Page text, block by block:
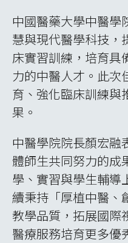
中國醫藥大學中醫學
慧與現代醫學科技，
床實習訓練，培育具
力的中醫人才。此次
育、強化臨床訓練與
果。
中醫學院院長顏宏融
體師生共同努力的成
學、實習與學生輔導
續秉持「厚植中醫、
教學品質，拓展國際
醫療服務培育更多優